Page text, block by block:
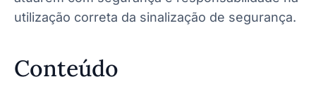
utilização correta da sinalização de segurança.
Conteúdo